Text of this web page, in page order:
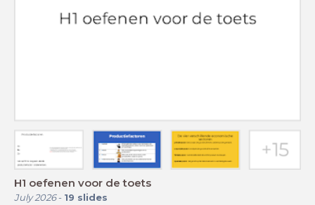
H1 oefenen voor de toets
July 2026- 19 slides